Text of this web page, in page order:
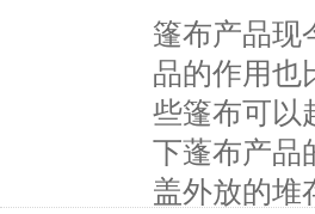
篷布产品现
品的作用也
些篷布可以
下蓬布产
盖外放的堆